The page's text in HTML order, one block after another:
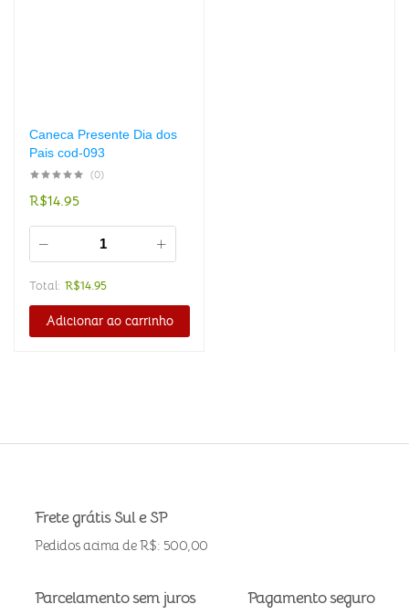
Caneca Presente Dia dos
Pais cod-093
(0)
R$14.95
Total: R$14.95
Adicionar ao carrinho
Frete grátis Sul e SP
Pedidos acima de R$: 500,00
Parcelamento sem juros Pagamento seguro